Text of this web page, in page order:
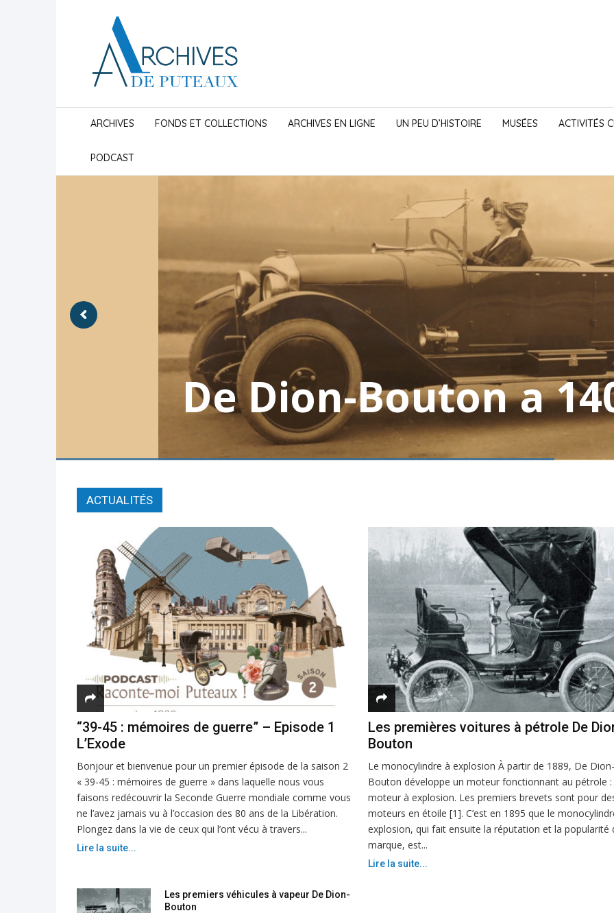
ARCHIVES FONDS ET COLLECTIONS ARCHIVES EN LIGNE UN PEU D’HISTOIRE MUSÉES ACTIVITÉS
PODCAST
De Dion-Bouton a
ACTUALITÉS
“39-45 : mémoires de guerre” – Episode 1
L’Exode
Bonjour et bienvenue pour un premier épisode de la saison 2
« 39-45 : mémoires de guerre » dans laquelle nous vous
faisons redécouvrir la Seconde Guerre mondiale comme vous
ne l’avez jamais vu à l’occasion des 80 ans de la Libération.
Plongez dans la vie de ceux qui l’ont vécu à travers...
Lire la suite...
Les premières voitures à pétrole De
Bouton
Le monocylindre à explosion À partir de 1889, De Dion-
Bouton développe un moteur fonctionnant au pétrole :
moteur à explosion. Les premiers brevets sont pour
moteurs en étoile [1]. C’est en 1895 que le
explosion, qui fait ensuite la réputation et la popularité
marque, est...
Lire la suite...
Les premiers véhicules à vapeur De Dion-
Bouton